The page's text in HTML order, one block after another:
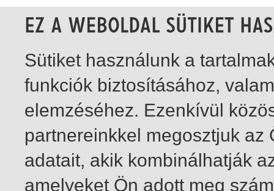
Sütiket használunk a
funkciók biztosításához,
elemzéséhez. Ezenkívül
partnereinkkel megosztjuk
adatait, akik kombinálhatják
amelyeket Ön adott meg